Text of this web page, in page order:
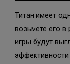
Титан имеет
возьмете его
игры будут